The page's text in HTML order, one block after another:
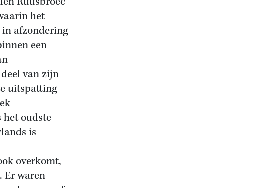
het
afzondering
een
van zijn
uitspatting
oudste
is
overkomt,
Er waren